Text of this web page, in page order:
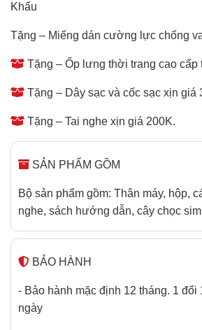
Khẩu
Tặng – Miếng dán cường lực chống
Tặng – Ốp lưng thời trang cao cấp
Tặng – Dây sạc và cốc sạc xịn giá
Tặng – Tai nghe xịn giá 200K.
SẢN PHẨM GỒM
Bộ sản phẩm gồm: Thân máy, hộp,
nghe, sách hướng dẫn, cây chọc
BẢO HÀNH
- Bảo hành mặc định 12 tháng. 1 đổi
ngày